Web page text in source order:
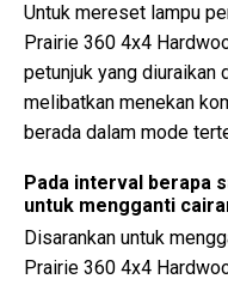
Untuk mereset lampu
Prairie 360 4x4
petunjuk yang diuraikan
melibatkan menekan
berada dalam mode
Pada interval berapa
untuk mengganti
Disarankan untuk
Prairie 360 4x4